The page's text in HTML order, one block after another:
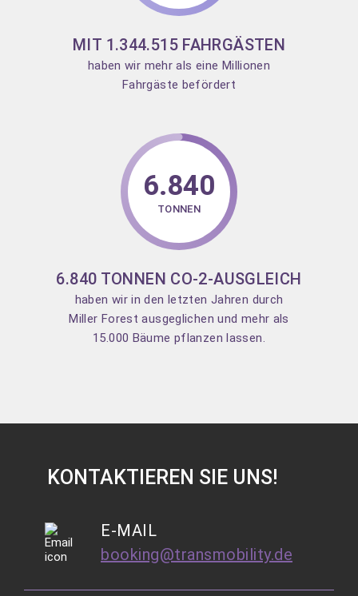
MIT 1.344.515 FAHRGÄSTEN
haben wir mehr als eine Millionen
Fahrgäste befördert
6.840
TONNEN
6.840 TONNEN CO-2-AUSGLEICH
haben wir in den letzten Jahren durch
Miller Forest ausgeglichen und mehr als
15.000 Bäume pflanzen lassen.
KONTAKTIEREN SIE UNS!
E-MAIL
booking@transmobility.de